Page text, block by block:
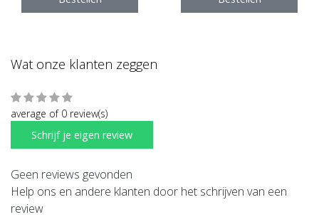
Wat onze klanten zeggen
average of 0 review(s)
Schrijf je eigen review
Geen reviews gevonden
Help ons en andere klanten door het schrijven van een
review